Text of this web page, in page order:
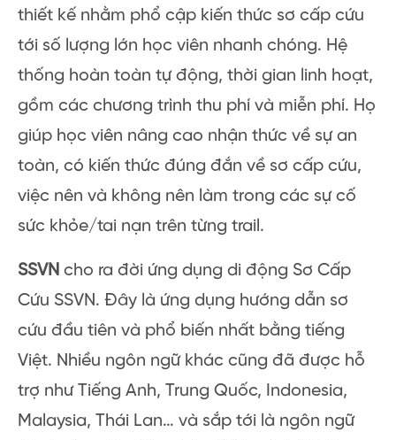
thiết kế nhằm phổ cập kiến thức sơ cấp cứu
tới số lượng lớn học viên nhanh chóng. Hệ
thống hoàn toàn tự động, thời gian linh hoạt,
gồm các chương trình thu phí và miễn phí. Họ
giúp học viên nâng cao nhận thức về sự an
toàn, có kiến thức đúng đắn về sơ cấp cứu,
việc nên và không nên làm trong các sự cố
sức khỏe/tai nạn trên từng trail.
SSVN cho ra đời ứng dụng di động Sơ Cấp
Cứu SSVN. Đây là ứng dụng hướng dẫn sơ
cứu đầu tiên và phổ biến nhất bằng tiếng
Việt. Nhiều ngôn ngữ khác cũng đã được hỗ
trợ như Tiếng Anh, Trung Quốc, Indonesia,
Malaysia, Thái Lan… và sắp tới là ngôn ngữ